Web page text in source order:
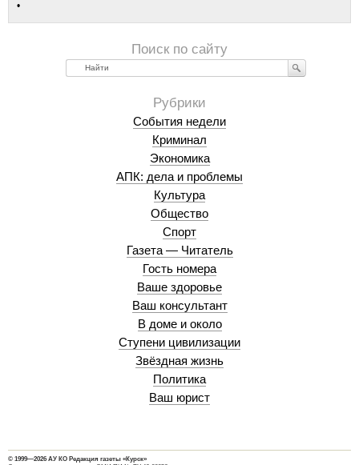
Найти
События недели
Криминал
Экономика
АПК: дела и проблемы
Культура
Общество
Спорт
Газета — Читатель
Гость номера
Ваше здоровье
Ваш консультант
В доме и около
Ступени цивилизации
Звёздная жизнь
Политика
Ваш юрист
© 1999—2026 АУ КО Редакция газеты «Курск»